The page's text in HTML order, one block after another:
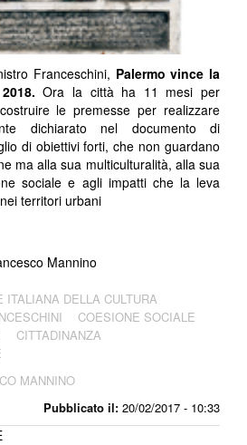
Pubblicato il: 20/02/2017 - 10:33
Franceschini, Palermo vince la
Ora la città ha 11 mesi per
le premesse per realizzare
dichiarato nel documento di
di obiettivi forti, che non guardano
ma alla sua multiculturalità, alla sua
sociale e agli impatti che la leva
territori urbani
Mannino
ITALIANA DELLA CULTURA
COESIONE SOCIALE
CITTADINANZA
MANNINO